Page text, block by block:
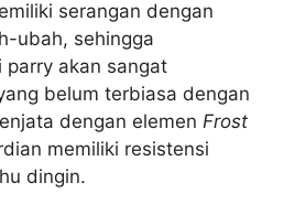
serangan dengan
ubah, sehingga
parry akan sangat
belum terbiasa dengan
dengan elemen Frost
memiliki resistensi
dingin.